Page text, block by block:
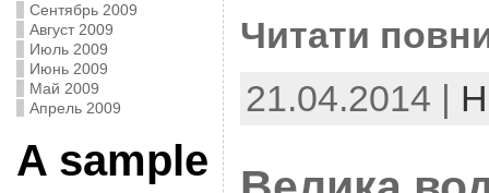
Сентябрь 2009
Август 2009
Июль 2009
Июнь 2009
Май 2009
Апрель 2009
A sample
Читати
21.04.2014 |